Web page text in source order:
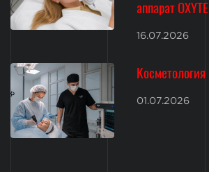
аппарат
16.07.2026
01.07.2026